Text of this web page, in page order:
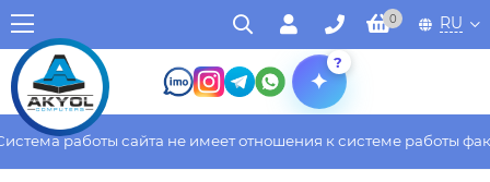
0 RU
?
работы сайта не имеет отношения к системе работы